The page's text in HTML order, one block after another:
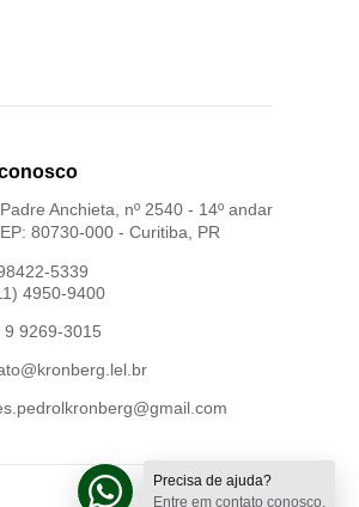
Precisa de ajuda?
Entre em contato conosco.
Anchieta, nº 2540 - 14º andar
80730-000 - Curitiba, PR
5339
4950-9400
9269-3015